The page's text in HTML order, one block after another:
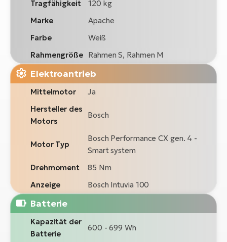
Tragfähigkeit
120 kg
Marke
Apache
Farbe
Weiß
Rahmengröße Rahmen S, Rahmen M
Elektroantrieb
Mittelmotor
Ja
Hersteller des
Motors
Bosch
Motor Typ
Bosch Performance CX gen. 4 -
Smart system
Drehmoment
85 Nm
Anzeige
Bosch Intuvia 100
Batterie
Kapazität der
Batterie
600 - 699 Wh